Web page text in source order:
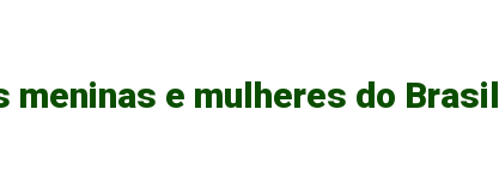
meninas e mulheres do Brasil